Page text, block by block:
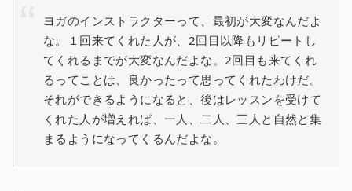
ヨガのインストラクターって、最初が大変なんだよ
な。１回来てくれた人が、2回目以降もリピートし
てくれるまでが大変なんだよな。2回目も来てくれ
るってことは、良かったって思ってくれたわけだ。
それができるようになると、後はレッスンを受けて
くれた人が増えれば、一人、二人、三人と自然と集
まるようになってくるんだよな。